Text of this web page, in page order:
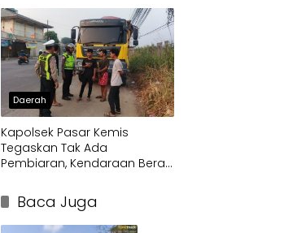
Daerah
Kapolsek Pasar Kemis
Tegaskan Tak Ada
Pembiaran, Kendaraan Berat
Ditertibkan
Baca Juga